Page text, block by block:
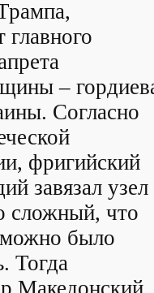
главного
–
Согласно
фригийский
завязал узел
сложный, что
было
Тогда
Македонский